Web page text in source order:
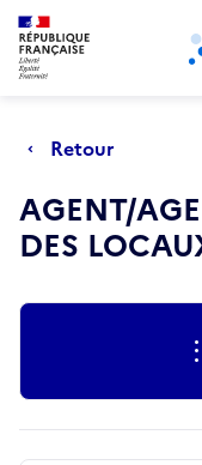
Aller au menu principal
Retour
AGENT/
DES
Actions
Retour au début de la
Panneau de gestion